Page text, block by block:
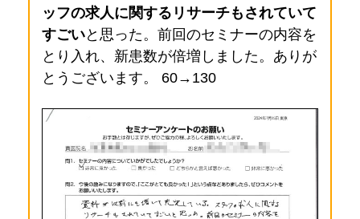
ッフの求人に関するリサーチもされていて
すごいと思った。前回のセミナーの内容を
とり入れ、新患数が倍増しました。ありが
とうございます。 60→130